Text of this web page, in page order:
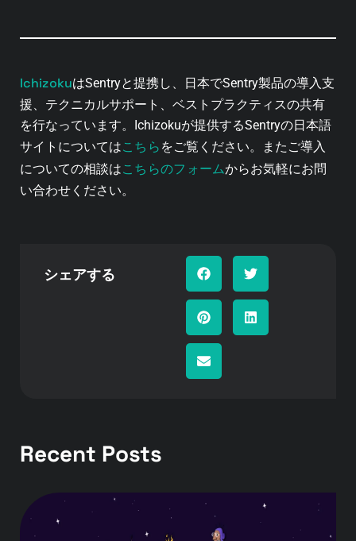
IchizokuはSentryと提携し、日本でSentry製品の導入支
援、テクニカルサポート、ベストプラクティスの共有
を行なっています。Ichizokuが提供するSentryの日本語
サイトについてはこちら をご覧ください。またご導入
についての相談はこちらのフォームからお気軽にお問
い合わせください。
シェアする
Recent Posts